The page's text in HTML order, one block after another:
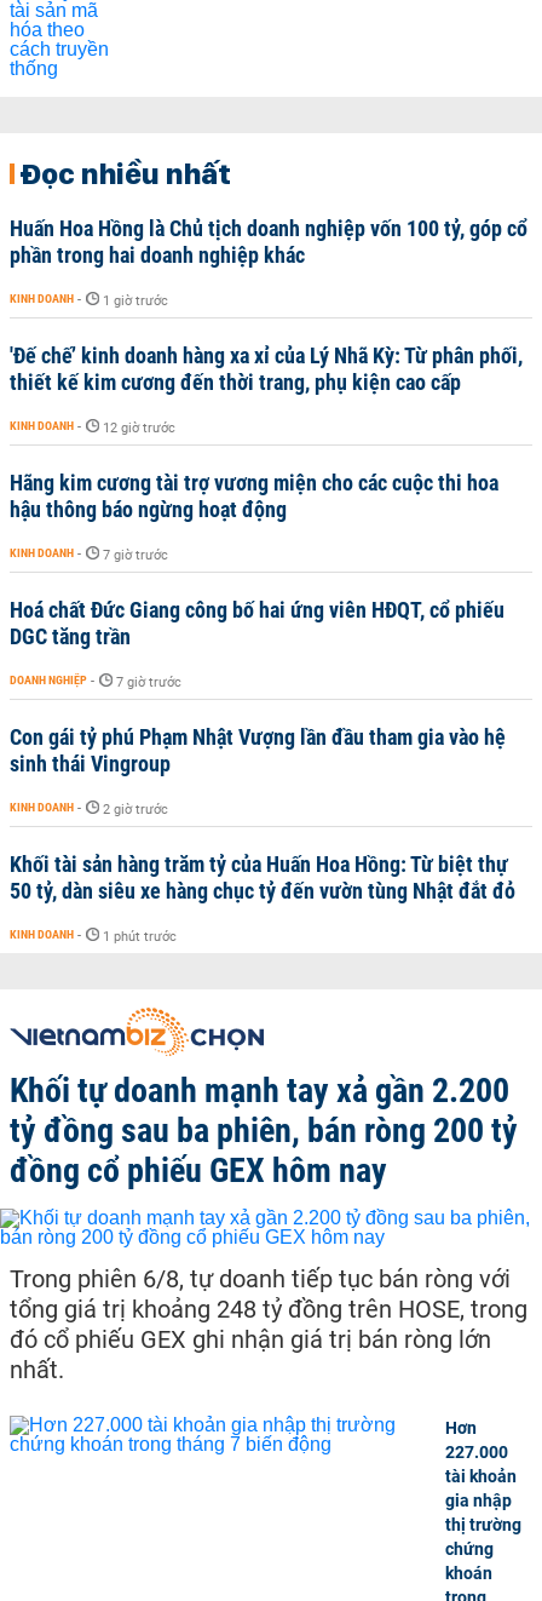
Đọc nhiều nhất
Huấn Hoa Hồng là Chủ tịch doanh nghiệp vốn 100 tỷ, góp cổ
phần trong hai doanh nghiệp khác
KINH DOANH - 1 giờ trước
'Đế chế’ kinh doanh hàng xa xỉ của Lý Nhã Kỳ: Từ phân phối,
thiết kế kim cương đến thời trang, phụ kiện cao cấp
KINH DOANH - 12 giờ trước
Hãng kim cương tài trợ vương miện cho các cuộc thi hoa
hậu thông báo ngừng hoạt động
KINH DOANH - 7 giờ trước
Hoá chất Đức Giang công bố hai ứng viên HĐQT, cổ phiếu
DGC tăng trần
DOANH NGHIỆP - 7 giờ trước
Con gái tỷ phú Phạm Nhật Vượng lần đầu tham gia vào hệ
sinh thái Vingroup
KINH DOANH - 2 giờ trước
Khối tài sản hàng trăm tỷ của Huấn Hoa Hồng: Từ biệt thự
50 tỷ, dàn siêu xe hàng chục tỷ đến vườn tùng Nhật đắt đỏ
KINH DOANH - 1 phút trước
Khối tự doanh mạnh tay xả gần 2.200
tỷ đồng sau ba phiên, bán ròng 200 tỷ
đồng cổ phiếu GEX hôm nay
Trong phiên 6/8, tự doanh tiếp tục bán ròng với
tổng giá trị khoảng 248 tỷ đồng trên HOSE, trong
đó cổ phiếu GEX ghi nhận giá trị bán ròng lớn
nhất.
Hơn
227.000
tài khoản
gia nhập
thị trường
chứng
khoán